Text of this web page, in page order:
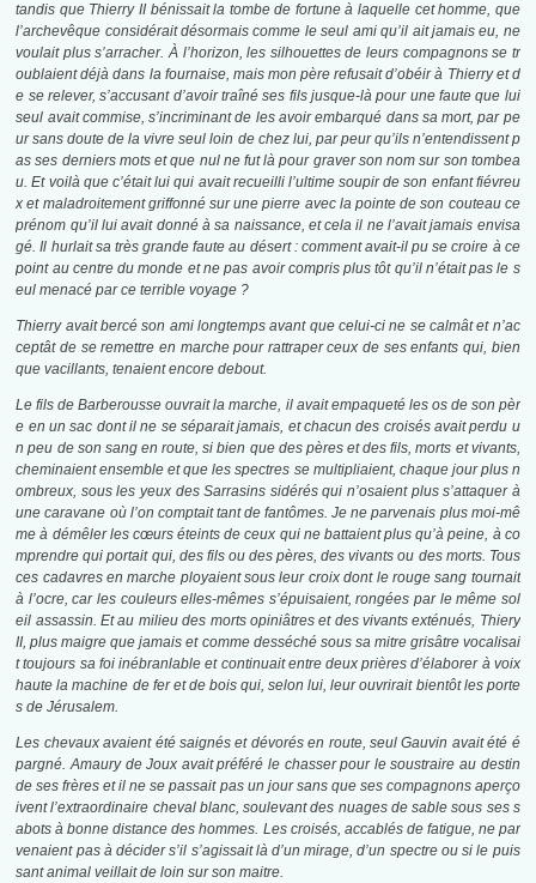
tandis que Thierry II bénissait la tombe de fortune à laquelle cet homme, que
l’archevêque considérait désormais comme le seul ami qu’il ait jamais eu, ne
voulait plus s’arracher.À l’horizon, les silhouettes de leurs compagnons se tr
oublaient déjà dans la fournaise, mais mon père refusait d’obéir à Thierry et d
e se relever, s’accusant d’avoir traîné ses fils jusque-là pour une faute que lui
seul avait commise, s’incriminant de les avoir embarqué dans sa mort, par pe
ur sans doute de la vivre seul loin de chez lui, par peur qu’ils n’entendissent p
as ses derniers mots et que nul ne fut là pour graver son nom sur son tombea
u. Et voilà que c’était lui qui avait recueilli l’ultime soupir de son enfant fiévreu
x et maladroitement griffonné sur une pierre avec la pointe de son couteau ce
prénom qu’il lui avait donné à sa naissance, et cela il ne l’avait jamais envisa
gé. Il hurlait sa très grande faute au désert : comment avait-il pu se croire à ce
point au centre du monde et ne pas avoir compris plus tôt qu’il n’était pas le s
eul menacé par ce terrible voyage ?
Thierry avait bercé son ami longtemps avant que celui-ci ne se calmât et n’ac
ceptât de se remettre en marche pour rattraper ceux de ses enfants qui, bien
que vacillants, tenaient encore debout.
Le fils de Barberousse ouvrait la marche, il avait empaqueté les os de son pèr
e en un sac dont il ne se séparait jamais, et chacun des croisés avait perdu u
n peu de son sang en route, si bien que des pères et des fils, morts et vivants,
cheminaient ensemble et que les spectres se multipliaient, chaque jour plus n
ombreux, sous les yeux des Sarrasins sidérés qui n’osaient plus s’attaquer à
une caravane où l’on comptait tant de fantômes. Je ne parvenais plus moi-mê
me à démêler les cœurs éteints de ceux qui ne battaient plus qu’à peine, à co
mprendre qui portait qui, des fils ou des pères, des vivants ou des morts. Tous
ces cadavres en marche ployaient sous leur croix dont le rouge sang tournait
à l’ocre, car les couleurs elles-mêmes s’épuisaient, rongées par le même sol
eil assassin. Et au milieu des morts opiniâtres et des vivants exténués, Thiery
II, plus maigre que jamais et comme desséché sous sa mitre grisâtre vocalisai
t toujours sa foi inébranlable et continuait entre deux prières d’élaborer à voix
haute la machine de fer et de bois qui, selon lui, leur ouvrirait bientôt les porte
s de Jérusalem.
Les chevaux avaient été saignés et dévorés en route, seul Gauvin avait été é
pargné. Amaury de Joux avait préféré le chasser pour le soustraire au destin
de ses frères et il ne se passait pas un jour sans que ses compagnons aperço
ivent l’extraordinaire cheval blanc, soulevant des nuages de sable sous ses s
abots à bonne distance des hommes. Les croisés, accablés de fatigue, ne par
venaient pas à décider s’il s’agissait là d’un mirage, d’un spectre ou si le puis
sant animal veillait de loin sur son maitre.